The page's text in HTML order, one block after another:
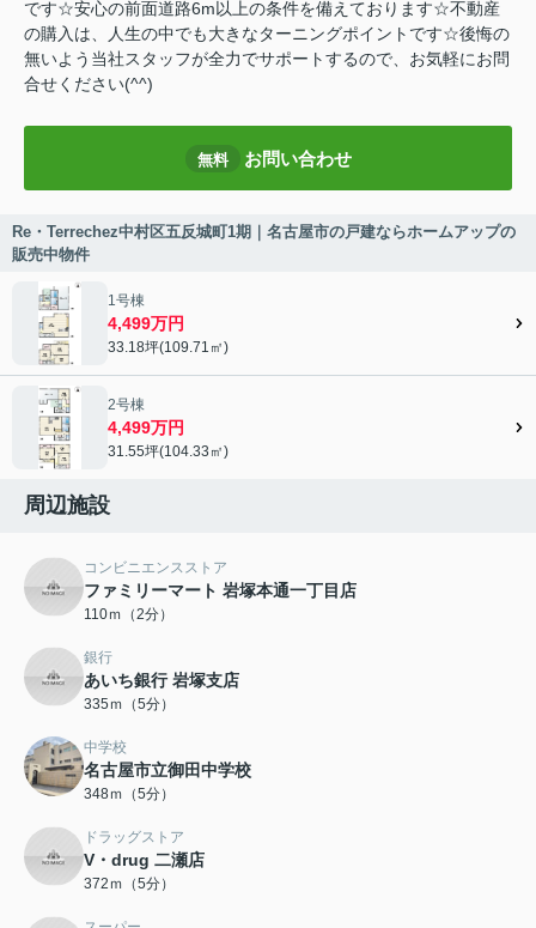
です☆安心の前面道路6m以上の条件を備えております☆不動産
の購入は、人生の中でも大きなターニングポイントです☆後悔の
無いよう当社スタッフが全力でサポートするので、お気軽にお問
合せください(^^)
無料 お問い合わせ
Re・Terrechez中村区五反城町1期｜名古屋市の戸建ならホームアップの
販売中物件
1号棟
4,499万円
33.18坪(109.71㎡)
2号棟
4,499万円
31.55坪(104.33㎡)
周辺施設
コンビニエンスストア
ファミリーマート 岩塚本通一丁目店
110ｍ（2分）
銀行
あいち銀行 岩塚支店
335ｍ（5分）
中学校
名古屋市立御田中学校
348ｍ（5分）
ドラッグストア
V・drug 二瀬店
372ｍ（5分）